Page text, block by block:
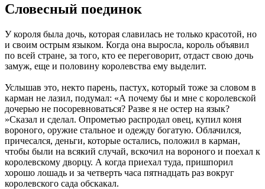
Словесный поединок
У короля была дочь, которая славилась не только красотой, но
и своим острым языком. Когда она выросла, король объявил
по всей стране, за того, кто ее переговорит, отдаст свою дочь
замуж, еще и половину королевства ему выделит.
Услышав это, некто парень, пастух, который тоже за словом в
карман не лазил, подумал: «А почему бы и мне с королевской
дочерью не посоревноваться? Разве я не остер на язык?
»Сказал и сделал. Опрометью распродал овец, купил коня
вороного, оружие стальное и одежду богатую. Облачился,
причесался, деньги, которые остались, положил в карман,
чтобы были на всякий случай, вскочил на вороного и поехал к
королевскому дворцу. А когда приехал туда, пришпорил
хорошо лошадь и за четверть часа пятнадцать раз вокруг
королевского сада обскакал.